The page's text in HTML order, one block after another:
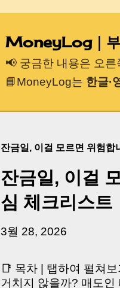
MoneyLog｜부
📢 궁금한 내용은 오른
📘MoneyLog는 한글·
잔금일, 이걸 모르면 위험
잔금일, 이걸
심 체크리스트
3월 28, 2026
📑 목차 | 탭하여 펼쳐
거치지 않을까? 매도인